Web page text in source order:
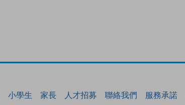
小學生 家長 人才招募 聯絡我們 服務承諾